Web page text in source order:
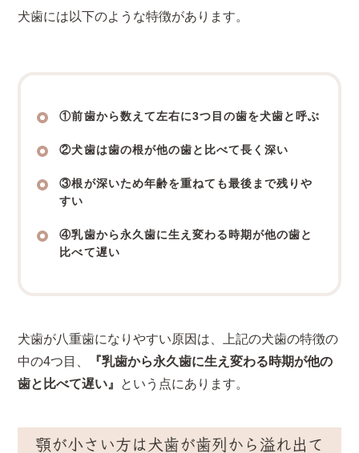
犬歯には以下のような特徴があります。
①前歯から数えて左右に3つ目の歯を犬歯と呼ぶ
②犬歯は歯の根が他の歯と比べて長く深い
③根が深いため年齢を重ねても最後まで残りや
すい
④乳歯から永久歯に生え変わる時期が他の歯と
比べて遅い
犬歯が八重歯になりやすい原因は、上記の犬歯の特徴の
中の4つ目、
『乳歯から永久歯に生え変わる時期が他の
歯と比べて遅い』 という点にあります。
顎が小さい方は犬歯が歯列から溢れ出て